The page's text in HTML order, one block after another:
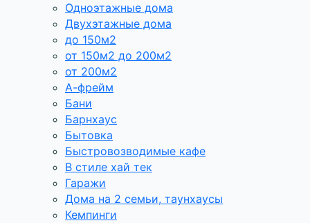
Одноэтажные дома
Двухэтажные дома
до 150м2
от 150м2 до 200м2
от 200м2
А-фрейм
Бани
Барнхаус
Бытовка
Быстровозводимые кафе
В стиле хай тек
Гаражи
Дома на 2 семьи, таунхаусы
Кемпинги